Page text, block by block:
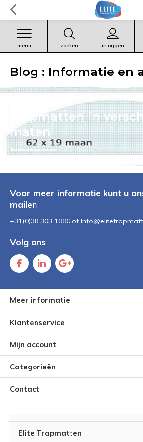
zoeken inloggen
menu
Blog : Informatie en
Trapmatten in
maten
09 / 11 / 2022
Voor meer informatie kunt u
mailen
+31(0)38 303 1886 of
Volg ons
Meer informatie
Klantenservice
Mijn account
Categorieën
Contact
Elite Trapmatten